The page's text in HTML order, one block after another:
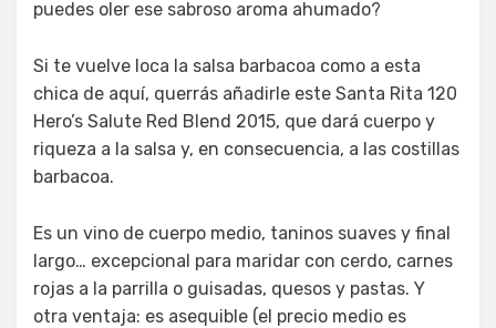
puedes oler ese sabroso aroma ahumado?
Si te vuelve loca la salsa barbacoa como a esta
chica de aquí, querrás añadirle este Santa Rita 120
Hero’s Salute Red Blend 2015, que dará cuerpo y
riqueza a la salsa y, en consecuencia, a las costillas
barbacoa.
Es un vino de cuerpo medio, taninos suaves y final
largo… excepcional para maridar con cerdo, carnes
rojas a la parrilla o guisadas, quesos y pastas. Y
otra ventaja: es asequible (el precio medio es